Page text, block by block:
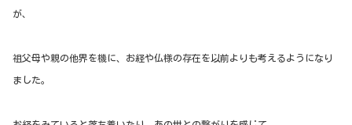
が、
祖父母や親の他界を機に、お経や仏様の存在を以前よりも考えるようになり
ました。